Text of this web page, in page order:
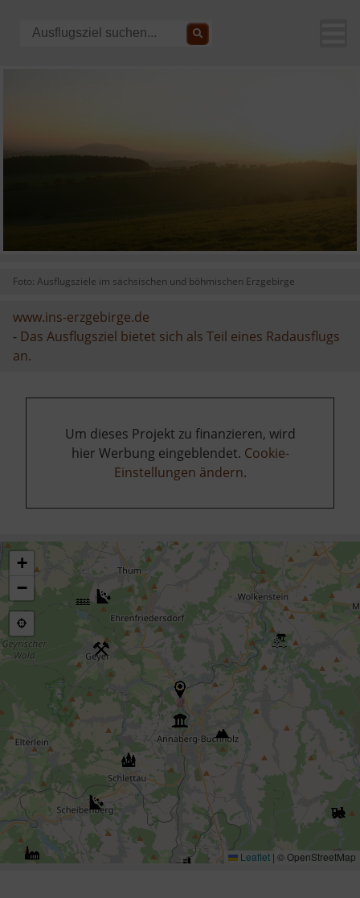
Foto: Ausflugsziele im sächsischen und böhmischen Erzgebirge
www.ins-erzgebirge.de
- Das Ausflugsziel bietet sich als Teil eines Radausflugs
an.
Um dieses Projekt zu finanzieren, wird
hier Werbung eingeblendet. Cookie-
Einstellungen ändern.
+
−
Leaflet | © OpenStreetMap